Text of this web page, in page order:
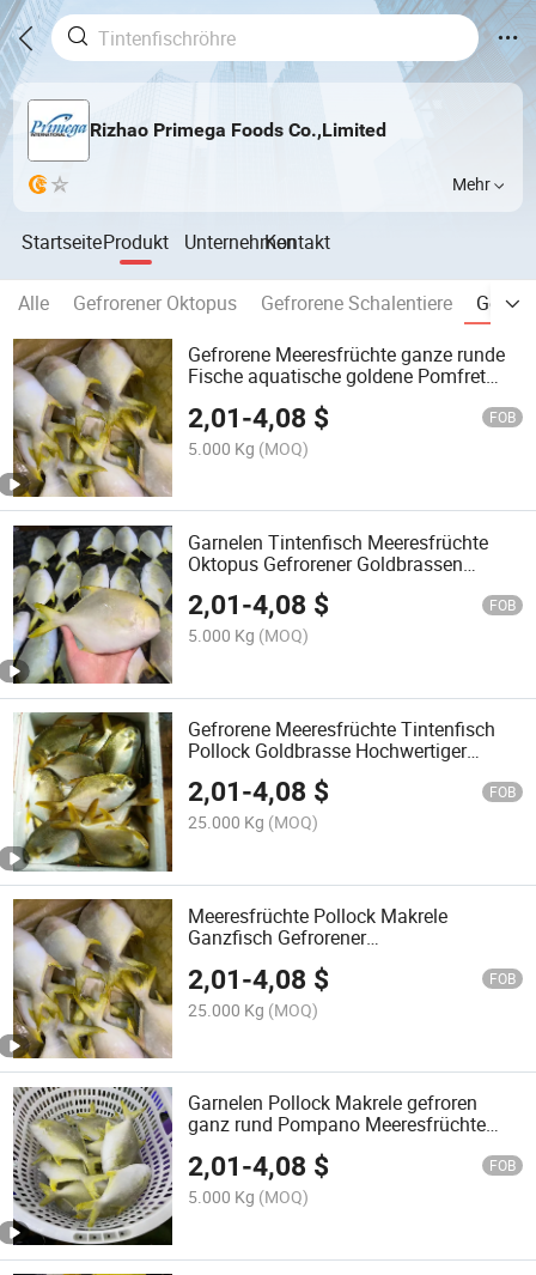
Rizhao Primega Foods Co.,Limited
Mehr
StartseiteProdukt UnternehmenKontakt
Alle Gefrorener Oktopus Gefrorene Schalentiere
Gefrorene Meeresfrüchte ganze runde
Fische aquatische goldene Pomfret
2,01-4,08 $ FOB
5.000 Kg (MOQ)
Garnelen Tintenfisch Meeresfrüchte
Oktopus Gefrorener Goldbrassen
Pompano Fisch
2,01-4,08 $ FOB
5.000 Kg (MOQ)
Gefrorene Meeresfrüchte Tintenfisch
Pollock Goldbrasse Hochwertiger
gefrorener Goldbrassenfisch
2,01-4,08 $ FOB
25.000 Kg (MOQ)
Meeresfrüchte Pollock Makrele
Ganzfisch Gefrorener
Goldschwertfisch
2,01-4,08 $ FOB
25.000 Kg (MOQ)
Garnelen Pollock Makrele gefroren
ganz rund Pompano Meeresfrüchte
Fisch gefroren goldener Pomfret
2,01-4,08 $ FOB
5.000 Kg (MOQ)